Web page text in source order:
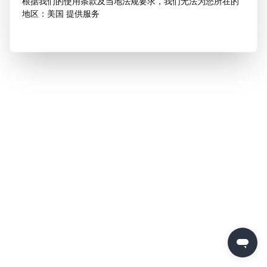
地区：美国 提供服务